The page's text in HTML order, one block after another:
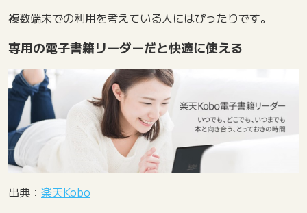
複数端末での利用を考えている人にはぴったりです。
専用の電子書籍リーダーだと快適に使える
出典： 楽天Kobo